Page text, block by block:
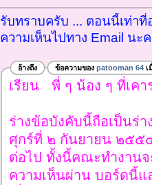
รับทราบครับ ... ตอนนี้เท่า
ความเห็นไปทาง Email นะ
อ้างถึง ข้อความของ patooman 64เ
เรียน พี่ ๆ น้อง ๆ ที่เค
ร่างข้อบังคับนี้ถือเป็นร่
ศุกร์ที่ ๒ กันยายน ๒๕๕
ต่อไป ทั้งนี้คณะทำงานจ
ความเห็นผ่าน บอร์ดนี้แ